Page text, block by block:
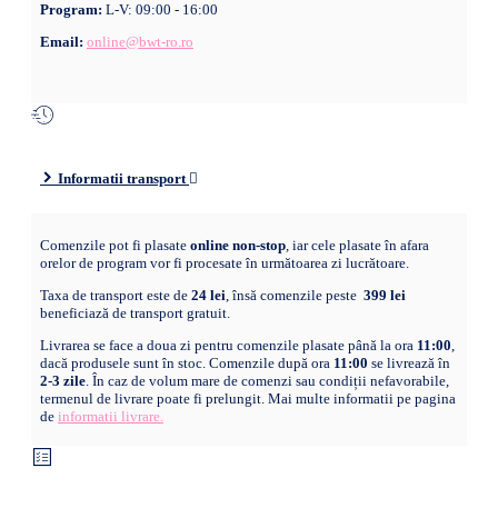
Program: L-V: 09:00 - 16:00
Email: online@bwt-ro.ro
Informatii transport
Comenzile pot fi plasate online non-stop, iar cele plasate în afara
orelor de program vor fi procesate în următoarea zi lucrătoare.
Taxa de transport este de 24 lei, însă comenzile peste 399 lei
beneficiază de transport gratuit.
Livrarea se face a doua zi pentru comenzile plasate până la ora 11:00,
dacă produsele sunt în stoc. Comenzile după ora 11:00 se livrează în
2-3 zile. În caz de volum mare de comenzi sau condiții nefavorabile,
termenul de livrare poate fi prelungit. Mai multe informatii pe pagina
de informatii livrare.